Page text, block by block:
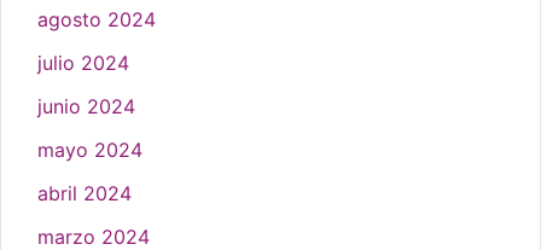
agosto 2024
julio 2024
junio 2024
mayo 2024
abril 2024
marzo 2024